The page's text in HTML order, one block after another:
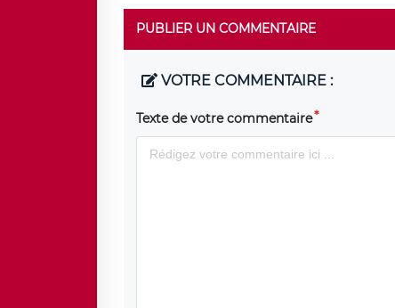
PUBLIER UN COMMENTAIRE
VOTRE COMMENTAIRE :
Texte de votre commentaire